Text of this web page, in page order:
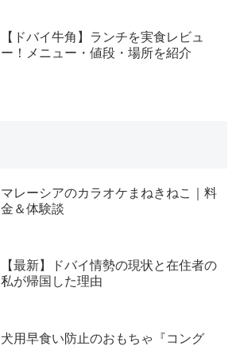
【ドバイ牛角】ランチを実食レビュ
ー！メニュー・値段・場所を紹介
マレーシアのカラオケまねきねこ｜料
金＆体験談
【最新】ドバイ情勢の現状と在住者の
私が帰国した理由
犬用早食い防止のおもちゃ『コング